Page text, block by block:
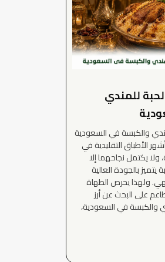
للمندي
والكبسة في السعودية
الأطباق التقليدية في
ولا يكتمل نجاحهما إلا
يتميز بالجودة العالية
ولهذا يحرص الطهاة
على البحث عن أرز
والكبسة في السعودية،